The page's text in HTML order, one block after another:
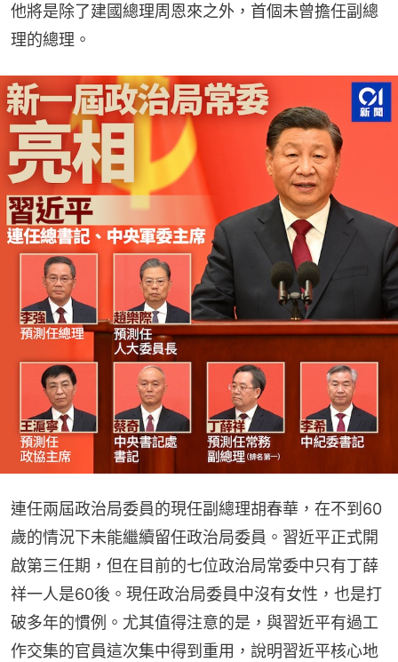
他將是除了建國總理周恩來之外，首個未曾擔任副總
理的總理。
連任兩屆政治局委員的現任副總理胡春華，在不到60
歲的情況下未能繼續留任政治局委員。習近平正式開
啟第三任期，但在目前的七位政治局常委中只有丁薛
祥一人是60後。現任政治局委員中沒有女性，也是打
破多年的慣例。尤其值得注意的是，與習近平有過工
作交集的官員這次集中得到重用，說明習近平核心地